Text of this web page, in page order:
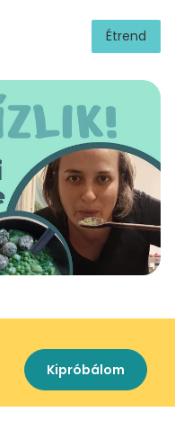
Étrend
Kipróbálom